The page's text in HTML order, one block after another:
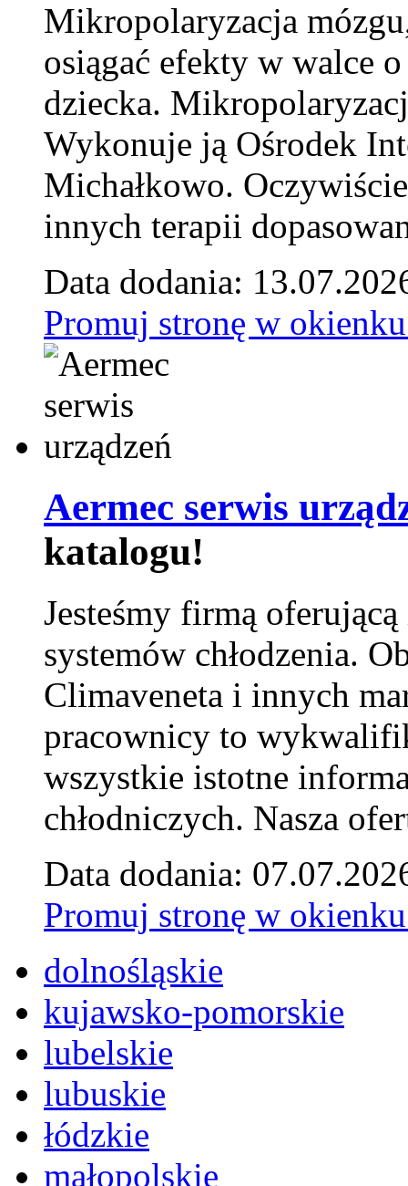
Mikropolaryzacja
osiągać efekty w walce
dziecka.
Wykonuje ją Ośrodek
Michałkowo.
innych terapii
Data dodania:
Promuj stronę w
Aermec serwis
katalogu!
Jesteśmy firmą
systemów chłodzenia.
Climaveneta i innych
pracownicy to
wszystkie istotne
chłodniczych. Nasza
Data dodania:
Promuj stronę w
dolnośląskie
kujawsko-pomorskie
lubelskie
lubuskie
łódzkie
małopolskie